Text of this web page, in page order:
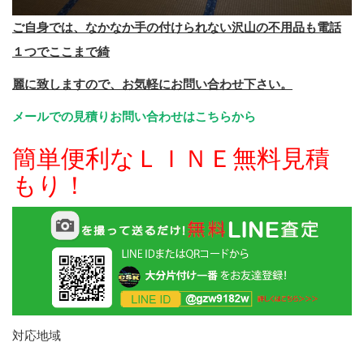
ご自身では、なかなか手の付けられない沢山の不用品も電話
１つでここまで綺
麗に致しますので、お気軽にお問い合わせ下さい。
メールでの見積りお問い合わせはこちらから
簡単便利なＬＩＮＥ無料見積
もり！
対応地域